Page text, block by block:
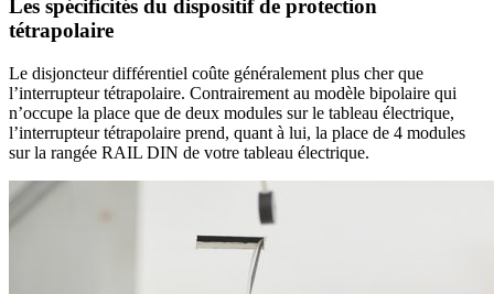
Les spécificités du dispositif de protection
tétrapolaire
Le disjoncteur différentiel coûte généralement plus cher que
l’interrupteur tétrapolaire. Contrairement au modèle bipolaire qui
n’occupe la place que de deux modules sur le tableau électrique,
l’interrupteur tétrapolaire prend, quant à lui, la place de 4 modules
sur la rangée RAIL DIN de votre tableau électrique.